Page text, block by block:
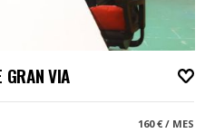
GRAN VIA
160 € / MES